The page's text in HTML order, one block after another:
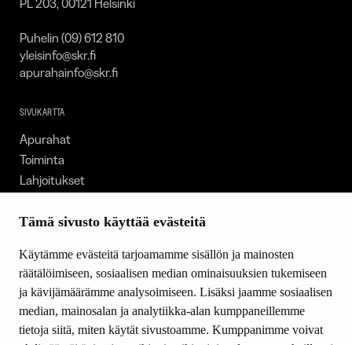
Tämä sivusto käyttää evästeitä
Käytämme evästeitä tarjoamamme sisällön ja mainosten
räätälöimiseen, sosiaalisen median ominaisuuksien tukemiseen
ja kävijämäärämme analysoimiseen. Lisäksi jaamme sosiaalisen
median, mainosalan ja analytiikka-alan kumppaneillemme
tietoja siitä, miten käytät sivustoamme. Kumppanimme voivat
PL 203, 00121 Helsinki
Puhelin (09) 612 810
yleisinfo@skr.fi
apurahainfo@skr.fi
SIVUKARTTA
Apurahat
Toiminta
Lahjoitukset
Ajankohtaista
Yhteystiedot
SEURAA MEITÄ